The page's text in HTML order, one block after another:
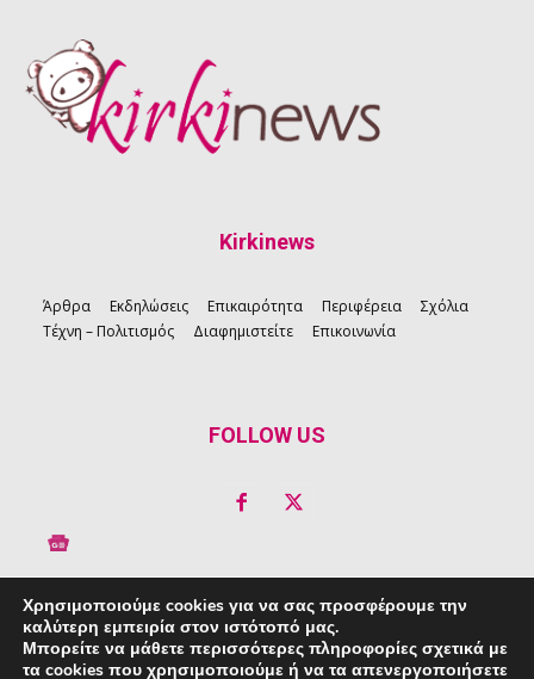
Kirkinews
Άρθρα Εκδηλώσεις Επικαιρότητα Περιφέρεια
Σχόλια
Τέχνη – Πολιτισμός
Διαφημιστείτε Επικοινωνία
FOLLOW US
Copyright © 2026 Kirkinews
powered byCreative People
Χρησιμοποιούμε cookies για να σας προσφέρουμε την
καλύτερη εμπειρία στον ιστότοπό μας.
Μπορείτε να μάθετε περισσότερες πληροφορίες σχετικά με
τα cookies που χρησιμοποιούμε ή να τα απενεργοποιήσετε